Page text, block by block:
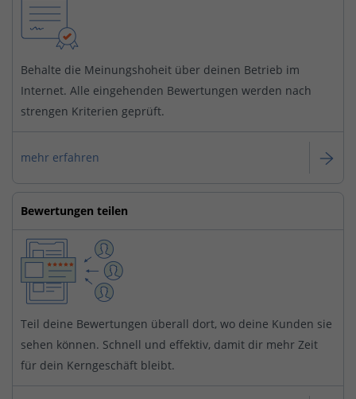
Behalte die Meinungshoheit über deinen Betrieb im
Internet. Alle eingehenden Bewertungen werden nach
strengen Kriterien geprüft.
mehr erfahren
Bewertungen teilen
Teil deine Bewertungen überall dort, wo deine Kunden sie
sehen können. Schnell und effektiv, damit dir mehr Zeit
für dein Kerngeschäft bleibt.